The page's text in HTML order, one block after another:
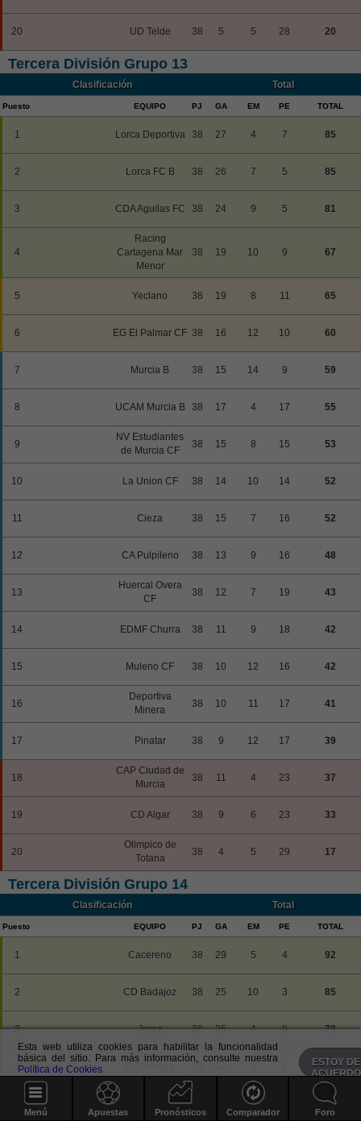
20 UD Telde 38 5 5 28 20
Tercera División Grupo 13
Clasificación Total
Puesto EQUIPO PJ GA EM PE TOTAL
1 Lorca Deportiva 38 27 4 7 85
2 Lorca FC B 38 26 7 5 85
3 CDA Aguilas FC 38 24 9 5 81
4
Racing
Cartagena Mar
Menor
38 19 10 9 67
5 Yeclano 38 19 8 11 65
6 EG El Palmar CF 38 16 12 10 60
7 Murcia B 38 15 14 9 59
8 UCAM Murcia B 38 17 4 17 55
9
NV Estudiantes
de Murcia CF
38 15 8 15 53
10 La Union CF 38 14 10 14 52
11 Cieza 38 15 7 16 52
12 CA Pulpileno 38 13 9 16 48
13
Huercal Overa
CF
38 12 7 19 43
14 EDMF Churra 38 11 9 18 42
15 Muleno CF 38 10 12 16 42
16
Deportiva
Minera
38 10 11 17 41
17 Pinatar 38 9 12 17 39
18
CAP Ciudad de
Murcia
38 11 4 23 37
19 CD Algar 38 9 6 23 33
20
Olimpico de
Totana
38 4 5 29 17
Tercera División Grupo 14
Clasificación Total
Puesto EQUIPO PJ GA EM PE TOTAL
1 Cacereno 38 29 5 4 92
2 CD Badajoz 38 25 10 3 85
3 Jerez 38 25 4 9 79
4 38 74
CD Coria 38 6 72
Esta web utiliza cookies para habilitar la funcionalidad
básica del sitio. Para más información, consulte nuestra
Política de Cookies.
ESTOY DE
ACUERDO
Menú Apuestas Pronósticos Comparador Foro